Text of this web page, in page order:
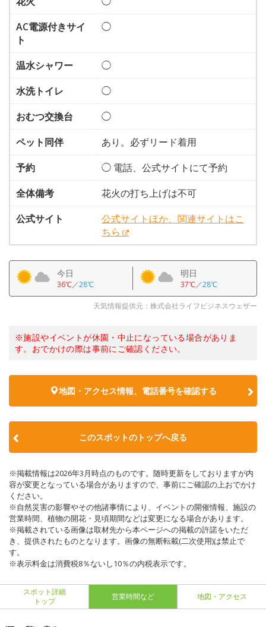
AC電源付きサイ
ト
◯
温水シャワー
◯
水洗トイレ
◯
おむつ交換台
◯
ペット同伴
あり。必ずリード着用
予約
◯ 電話、公式サイトにて予約
全体備考
花火の打ち上げは不可
公式サイト
公式サイトほか、関連サイトはこ
ちら
今日
36℃／28℃
明日
37℃／28℃
天気情報提供元：株式会社ライフビジネスウェザー
※施設やイベントが休園・中止になっている場合がありま
す。おでかけの際は事前にご確認ください。
地図・アクセス情報、電話番号を確認する
このスポットのトップへ戻る
※掲載情報は2026年3月時点のものです。随時更新をしておりますが内
容が変更となっている場合がありますので、事前にご確認の上おでかけ
ください。
※自然災害の影響やその他諸事情により、イベントの開催情報、施設の
営業時間、植物の開花・見頃期間などは変更になる場合があります。
※掲載されている画像は取材先から本ページへの掲載の許諾をいただ
き、提供されたものとなります。画像の無断転載(二次使用)は禁止で
す。
※表示料金は消費税8％ないし10％の内税表示です。
スポット詳細
トップ
営業時間など 地図・アクセス